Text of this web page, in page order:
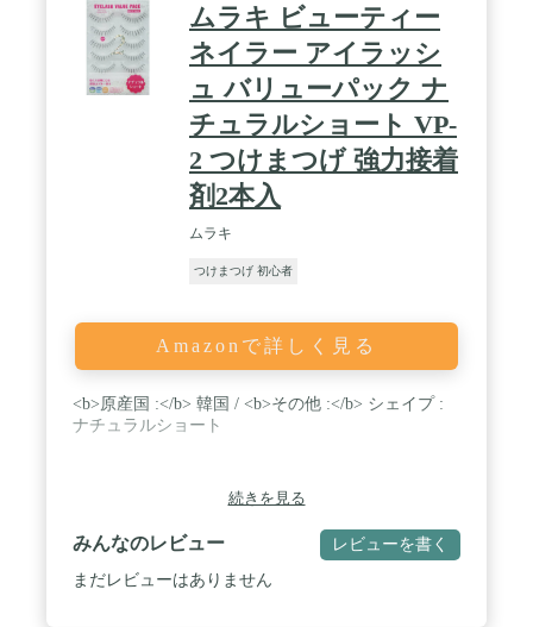
ムラキ ビューティー
ネイラー アイラッシ
ュ バリューパック ナ
チュラルショート VP-
2 つけまつげ 強力接着
剤2本入
ムラキ
つけまつげ 初心者
Amazonで詳しく見る
<b>原産国 :</b> 韓国 / <b>その他 :</b> シェイプ :
ナチュラルショート
続きを見る
みんなのレビュー レビューを書く
まだレビューはありません